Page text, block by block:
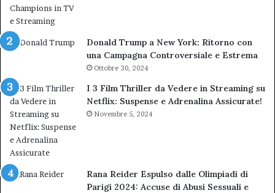
Donald Trump a New York: Ritorno con
una Campagna Controversiale e Estrema
Ottobre 30, 2024
I 3 Film Thriller da Vedere in Streaming su
Netflix: Suspense e Adrenalina Assicurate!
Novembre 5, 2024
Rana Reider Espulso dalle Olimpiadi di
Parigi 2024: Accuse di Abusi Sessuali e